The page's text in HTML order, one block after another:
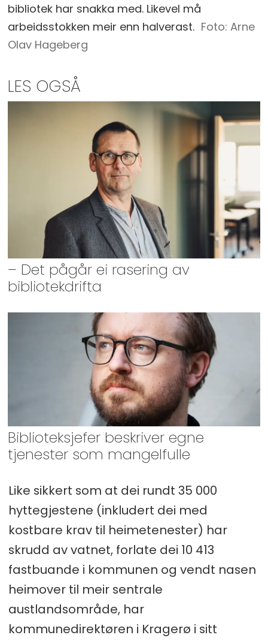
bibliotek har snakka med. Likevel må
arbeidsstokken meir enn halverast.
Arne
Olav Hageberg
LES OGSÅ
– Det pågår ei rasering av
bibliotekdrifta
Biblioteksjefer beskriver egne
tjenester som mangelfulle
Like sikkert som at dei rundt 35 000
hyttegjestene (inkludert dei med
kostbare krav til heimetenester) har
skrudd av vatnet, forlate dei 10 413
fastbuande i kommunen og vendt nasen
heimover til meir sentrale
austlandsområde, har
kommunedirektøren i Kragerø i sitt